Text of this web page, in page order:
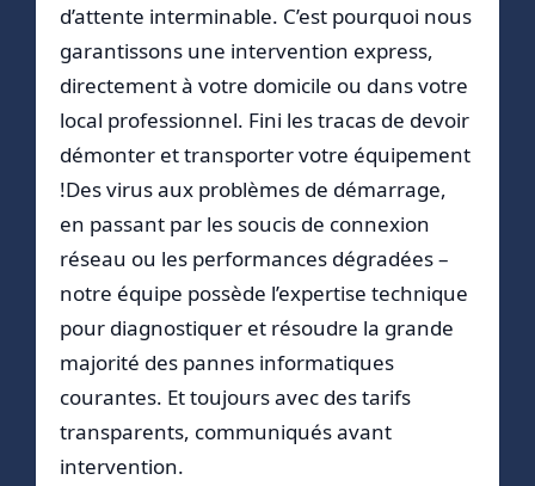
d’attente interminable. C’est pourquoi nous
garantissons une intervention express,
directement à votre domicile ou dans votre
local professionnel. Fini les tracas de devoir
démonter et transporter votre équipement
!Des virus aux problèmes de démarrage,
en passant par les soucis de connexion
réseau ou les performances dégradées –
notre équipe possède l’expertise technique
pour diagnostiquer et résoudre la grande
majorité des pannes informatiques
courantes. Et toujours avec des tarifs
transparents, communiqués avant
intervention.